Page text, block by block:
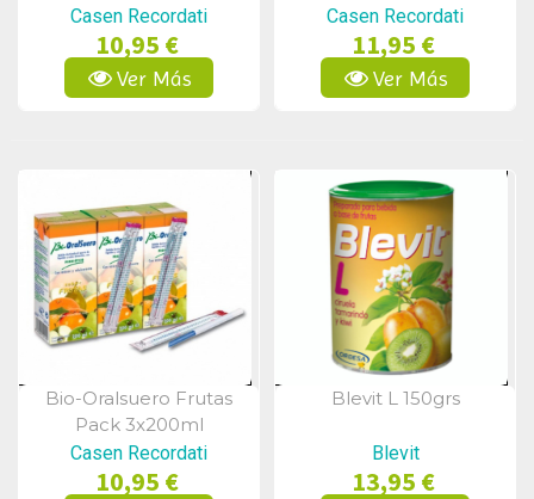
Casen Recordati
10,95 €
Ver Más
Casen Recordati
11,95 €
Ver Más
Vista Rápida
Bio-Oralsuero Frutas
Pack 3x200ml
Casen Recordati
10,95 €
Vista Rápida
Blevit L 150grs
Blevit
13,95 €